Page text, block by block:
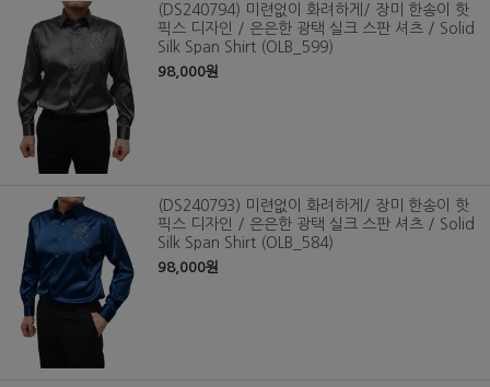
(DS240794) 미련없이 화려하게/ 장미 한송이 핫
픽스 디자인 / 은은한 광택 실크 스판 셔츠 / Solid
Silk Span Shirt (OLB_599)
98,000원
(DS240793) 미련없이 화려하게/ 장미 한송이 핫
픽스 디자인 / 은은한 광택 실크 스판 셔츠 / Solid
Silk Span Shirt (OLB_584)
98,000원